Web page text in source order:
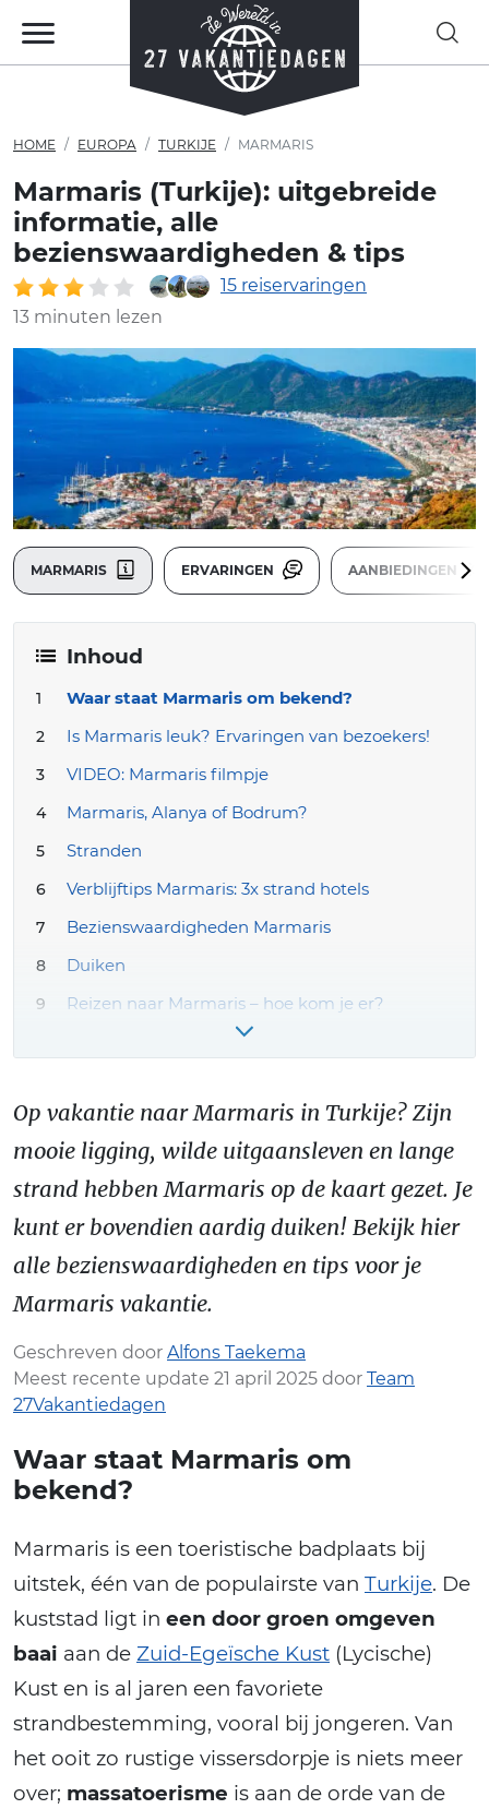
HOME EUROPA TURKIJE MARMARIS
Marmaris (Turkije): uitgebreide
informatie, alle
bezienswaardigheden & tips
15 reiservaringen
13 minuten lezen
MARMARIS ERVARINGEN AANBIEDINGEN
Inhoud
Waar staat Marmaris om bekend?
Is Marmaris leuk? Ervaringen van bezoekers!
VIDEO: Marmaris filmpje
Marmaris, Alanya of Bodrum?
Stranden
Verblijftips Marmaris: 3x strand hotels
Bezienswaardigheden Marmaris
Duiken
Reizen naar Marmaris – hoe kom je er?
Marmaris vakantie boeken – onze tips!
Op vakantie naar Marmaris in Turkije? Zijn
mooie ligging, wilde uitgaansleven en lange
strand hebben Marmaris op de kaart gezet. Je
kunt er bovendien aardig duiken! Bekijk hier
alle bezienswaardigheden en tips voor je
Marmaris vakantie.
Geschreven door Alfons Taekema
Meest recente update 21 april 2025 door Team
27Vakantiedagen
Waar staat Marmaris om
bekend?
Marmaris is een toeristische badplaats bij
uitstek, één van de populairste van Turkije. De
kuststad ligt in een door groen omgeven
baai aan de Zuid-Egeïsche Kust (Lycische)
Kust en is al jaren een favoriete
strandbestemming, vooral bij jongeren. Van
het ooit zo rustige vissersdorpje is niets meer
over; massatoerisme is aan de orde van de